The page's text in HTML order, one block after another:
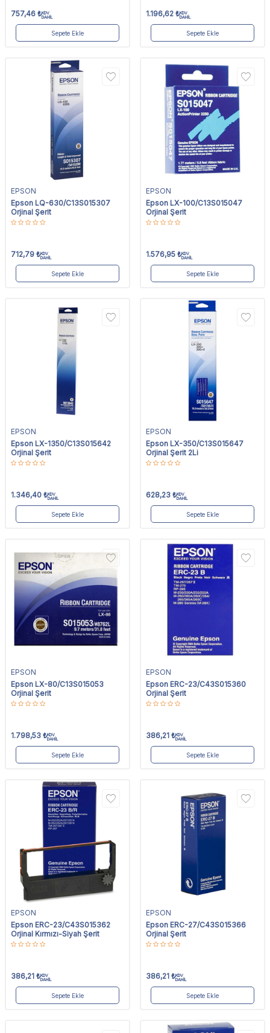
757,46 ₺KDV
DAHİL
Sepete Ekle
1.196,62 ₺KDV
DAHİL
Sepete Ekle
EPSON
Epson LQ-630/C13S015307
Orjinal Şerit
712,79 ₺KDV
DAHİL
Sepete Ekle
EPSON
Epson LX-100/C13S015047
Orjinal Şerit
1.576,95 ₺KDV
DAHİL
Sepete Ekle
EPSON
Epson LX-1350/C13S015642
Orjinal Şerit
1.346,40 ₺KDV
DAHİL
Sepete Ekle
EPSON
Epson LX-350/C13S015647
Orjinal Şerit 2Li
628,23 ₺KDV
DAHİL
Sepete Ekle
EPSON
Epson LX-80/C13S015053
Orjinal Şerit
1.798,53 ₺KDV
DAHİL
Sepete Ekle
EPSON
Epson ERC-23/C43S015360
Orjinal Şerit
386,21 ₺KDV
DAHİL
Sepete Ekle
EPSON
Epson ERC-23/C43S015362
Orjinal Kırmızı-Siyah Şerit
386,21 ₺KDV
DAHİL
Sepete Ekle
EPSON
Epson ERC-27/C43S015366
Orjinal Şerit
386,21 ₺KDV
DAHİL
Sepete Ekle